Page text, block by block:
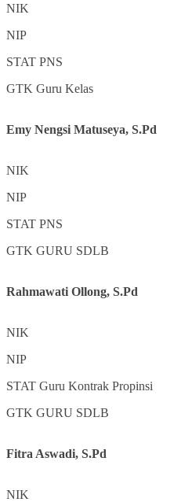
NIK
NIP
STAT PNS
GTK Guru Kelas
Emy Nengsi Matuseya, S.Pd
NIK
NIP
STAT PNS
GTK GURU SDLB
Rahmawati Ollong, S.Pd
NIK
NIP
STAT Guru Kontrak Propinsi
GTK GURU SDLB
Fitra Aswadi, S.Pd
NIK